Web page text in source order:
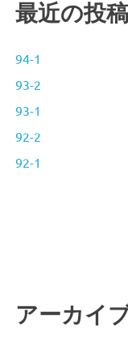
最近の投稿
94-1
93-2
93-1
92-2
92-1
アーカイ